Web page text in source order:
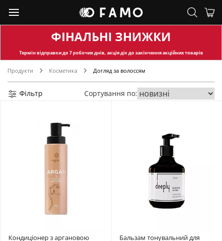
ФІНАЛЬНІ ЗНИЖКИ
Термін відправкидо 7 робочих днів, акція діє до закінчення акційних товарів
Продукти Косметика Догляд за волоссям
Фільтр Сортування по:
Кондиціонер з аргановою
Бальзам тонувальний для